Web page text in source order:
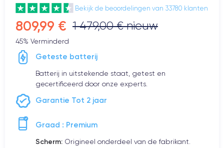
Bekijk de beoordelingen van 33780 klanten
809,99 € 1 479,00 € nieuw
45% Verminderd
Geteste batterij
Batterij in uitstekende staat, getest en
gecertificeerd door onze experts.
Garantie Tot 2 jaar
Graad : Premium
Scherm: Origineel onderdeel van de fabrikant.